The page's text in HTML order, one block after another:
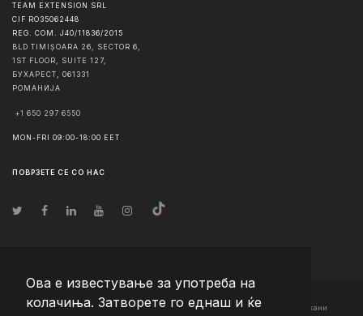
Ова е известување за употреба на
колачиња. Затворете го еднаш и ќе
TEAM EXTENSION SRL
CIF RO35062448
REG. COM. J40/11836/2015
BLD TIMIȘOARA 26, SECTOR 6,
1ST FLOOR, SUITE 127,
БУХАРЕСТ
061331
РОМАНИЈА
+1 650 297 6550
MON-FRI 09:00-18:00 EET
ПОВРЗЕТЕ СЕ СО НАС
© Авторско право2026 Team Extension Macedonia - Сите права задржани